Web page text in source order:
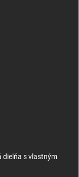
dielňa s vlastným